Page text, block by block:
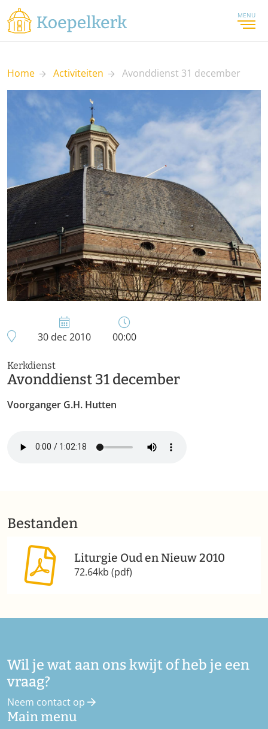
MENU
Home Activiteiten Avonddienst 31 december
30 dec 2010 00:00
Kerkdienst
Avonddienst 31 december
Voorganger G.H. Hutten
Bestanden
Liturgie Oud en Nieuw 2010
72.64kb (pdf)
Wil je wat aan ons kwijt of heb je een
vraag?
Neem contact op
Main menu